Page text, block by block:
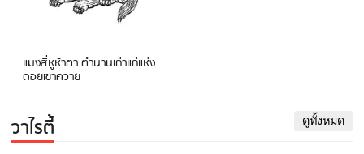
แมงสี่หูห้าตา ตำนานเก่าแก่แห่ง
ดอยเขาควาย
วาไรตี้ ดูทั้งหมด